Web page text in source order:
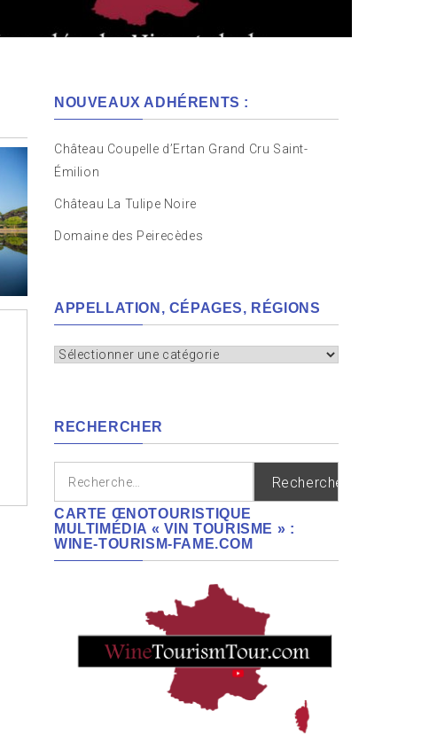
NOUVEAUX ADHÉRENTS :
Château Coupelle d’Ertan Grand Cru Saint-
Émilion
Château La Tulipe Noire
Domaine des Peirecèdes
APPELLATION, CÉPAGES, RÉGIONS
Appellation,
RECHERCHER
CARTE ŒNOTOURISTIQUE
MULTIMÉDIA « VIN TOURISME » :
WINE-TOURISM-FAME.COM